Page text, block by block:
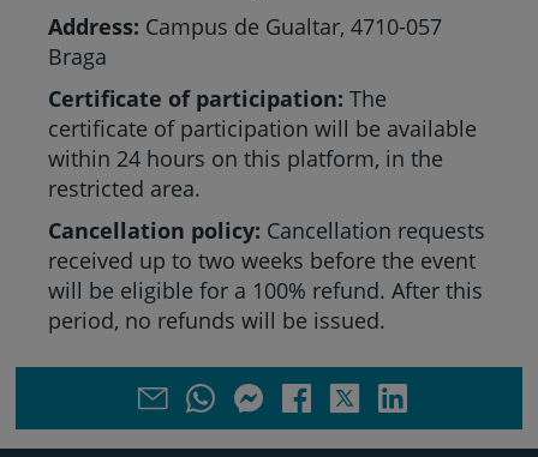
Address: Campus de Gualtar, 4710-057
Braga
Certificate of participation: The
certificate of participation will be available
within 24 hours on this platform, in the
restricted area.
Cancellation policy: Cancellation requests
received up to two weeks before the event
will be eligible for a 100% refund. After this
period, no refunds will be issued.